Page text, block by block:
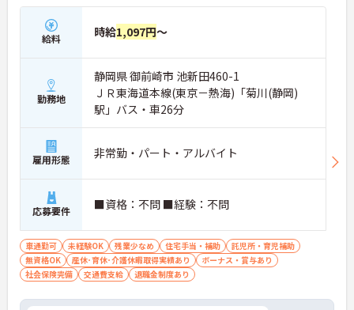
給料 時給1,097円～
勤務地
静岡県 御前崎市 池新田460-1
ＪＲ東海道本線(東京－熱海)「菊川(静岡)
駅」バス・車26分
雇用形態 非常勤・パート・アルバイト
応募要件 ■資格：不問 ■経験：不問
車通勤可 未経験OK 残業少なめ 住宅手当・補助
託児所・育児補助
無資格OK
産休･育休･介護休暇取得実績あり
ボーナス・賞与あり
社会保険完備
交通費支給 退職金制度あり